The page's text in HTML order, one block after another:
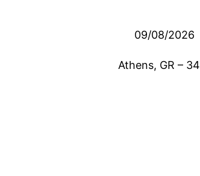
09/08/2026
Athens, GR – 34